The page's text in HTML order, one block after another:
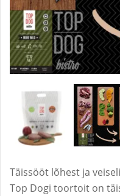
Täissööt lõhest ja
Top Dogi toortoit on